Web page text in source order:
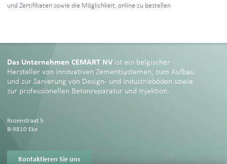
und Zertifikaten sowie die Möglichkeit, online zu bestellen
Das Unternehmen CEMART NV ist ein belgischer
Hersteller von innovativen Zementsystemen, zum Aufbau
und zur Sanierung von Design- und Industrieböden sowie
zur professionellen Betonreparatur und Injektion.
Rozenstraat 5
B-9810 Eke
Kontaktieren Sie uns